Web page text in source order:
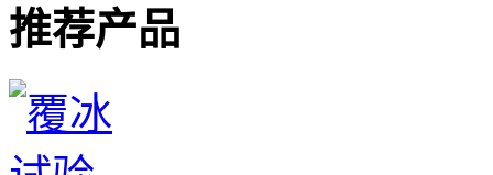
推荐产品